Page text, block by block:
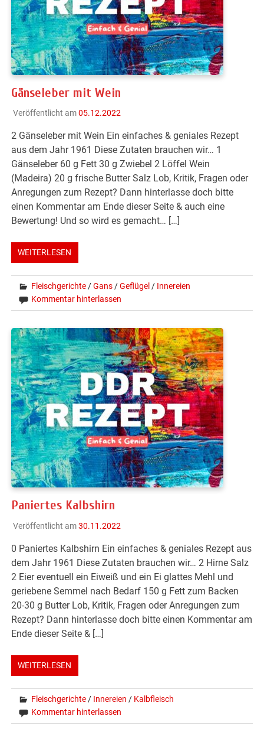
Gänseleber mit Wein
Veröffentlicht am05.12.2022
2 Gänseleber mit Wein Ein einfaches & geniales Rezept
aus dem Jahr 1961 Diese Zutaten brauchen wir… 1
Gänseleber 60 g Fett 30 g Zwiebel 2 Löffel Wein
(Madeira) 20 g frische Butter Salz Lob, Kritik, Fragen oder
Anregungen zum Rezept? Dann hinterlasse doch bitte
einen Kommentar am Ende dieser Seite & auch eine
Bewertung! Und so wird es gemacht… […]
WEITERLESEN
Fleischgerichte/Gans/Geflügel / Innereien
Kommentar hinterlassen
Paniertes Kalbshirn
Veröffentlicht am30.11.2022
0 Paniertes Kalbshirn Ein einfaches & geniales Rezept aus
dem Jahr 1961 Diese Zutaten brauchen wir… 2 Hirne Salz
2 Eier eventuell ein Eiweiß und ein Ei glattes Mehl und
geriebene Semmel nach Bedarf 150 g Fett zum Backen
20-30 g Butter Lob, Kritik, Fragen oder Anregungen zum
Rezept? Dann hinterlasse doch bitte einen Kommentar am
Ende dieser Seite & […]
WEITERLESEN
Fleischgerichte / Innereien / Kalbfleisch
Kommentar hinterlassen